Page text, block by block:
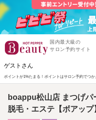
国内最大級の
サロン予約サイト
ゲストさん
ポイントが1%たまる！ ポイントはサロン予約でつか
boappu松山店 まつげパ
脱毛・エステ【ボアップ